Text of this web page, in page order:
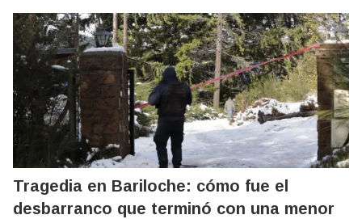
Tragedia en Bariloche: cómo fue el
desbarranco que terminó con una menor